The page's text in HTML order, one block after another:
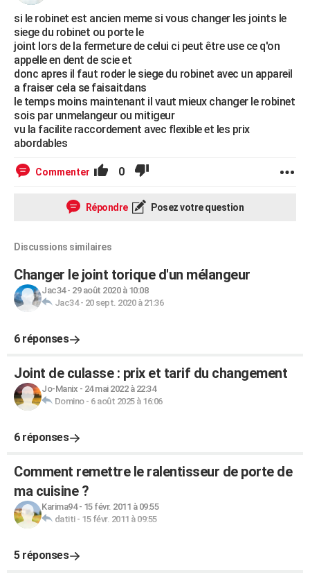
si le robinet est ancien meme si vous changer les joints le
siege du robinet ou porte le
joint lors de la fermeture de celui ci peut être use ce q'on
appelle en dent de scie et
donc apres il faut roder le siege du robinet avec un appareil
a fraiser cela se faisaitdans
le temps moins maintenant il vaut mieux changer le robinet
sois par unmelangeur ou mitigeur
vu la facilite raccordement avec flexible et les prix
abordables
Commenter 0
Répondre Posez votre question
Discussions similaires
Changer le joint torique d'un mélangeur
Jac34- 29 août 2020 à 10:08
Jac34- 20 sept. 2020 à 21:36
6 réponses
Joint de culasse : prix et tarif du changement
Jo-Manix - 24 mai 2022 à 22:34
Domino- 6 août 2025 à 16:06
6 réponses
Comment remettre le ralentisseur de porte de
ma cuisine ?
Karima94- 15 févr. 2011 à 09:55
datiti- 15 févr. 2011 à 09:55
5 réponses